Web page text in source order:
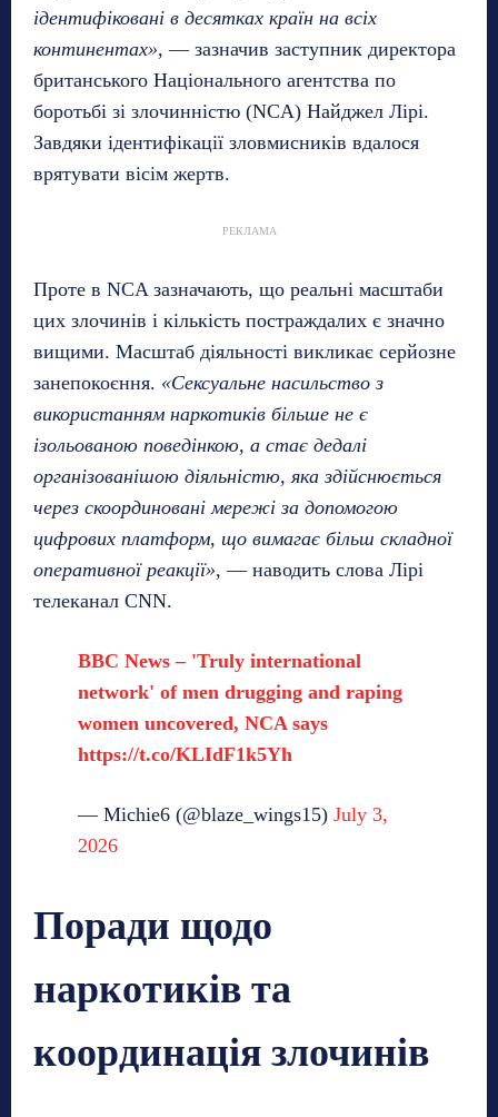
ідентифіковані в десятках країн на всіх
континентах», — зазначив заступник директора
британського Національного агентства по
боротьбі зі злочинністю (NCA) Найджел Лірі.
Завдяки ідентифікації зловмисників вдалося
врятувати вісім жертв.
РЕКЛАМА
Проте в NCA зазначають, що реальні масштаби
цих злочинів і кількість постраждалих є значно
вищими. Масштаб діяльності викликає серйозне
занепокоєння. «Сексуальне насильство з
використанням наркотиків більше не є
ізольованою поведінкою, а стає дедалі
організованішою діяльністю, яка здійснюється
через скоординовані мережі за допомогою
цифрових платформ, що вимагає більш складної
оперативної реакції», — наводить слова Лірі
телеканал CNN.
BBC News – 'Truly international
network' of men drugging and raping
women uncovered, NCA says
https://t.co/KLIdF1k5Yh
— Michie6 (@blaze_wings15) July 3,
2026
Поради щодо
наркотиків та
координація злочинів